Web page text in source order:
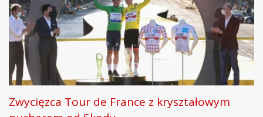
Zwycięzca Tour de France z kryształowym